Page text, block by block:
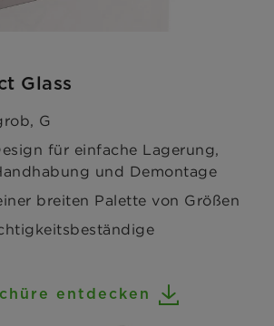
Glass
G
für einfache Lagerung,
und Demontage
breiten Palette von Größen
entdecken